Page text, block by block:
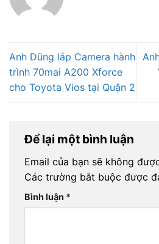
Anh Dũng lắp Camera hành
trình 70mai A200 Xforce
cho Toyota Vios tại Quận 2
Để lại một bình luận
Email của bạn sẽ không
Các trường bắt buộc được
Bình luận *